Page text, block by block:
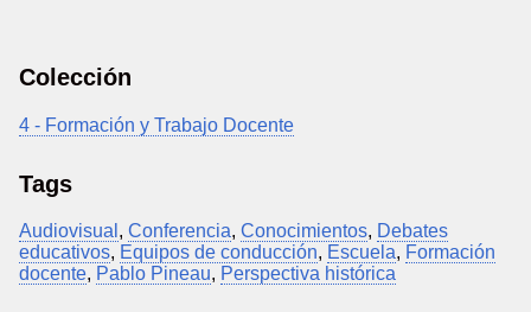
Colección
4 - Formación y Trabajo Docente
Tags
Audiovisual , Conferencia, Conocimientos, Debates
educativos, Equipos de conducción, Escuela, Formación
docente, Pablo Pineau, Perspectiva histórica